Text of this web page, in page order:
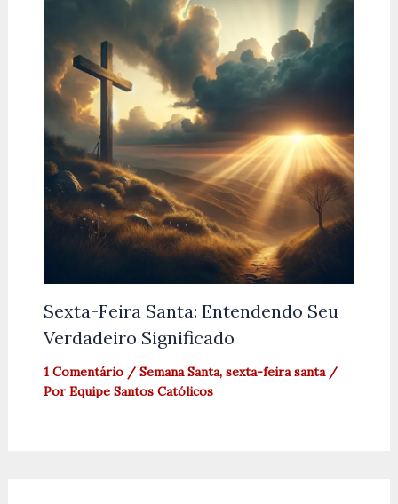
Sexta-Feira Santa: Entendendo Seu
Verdadeiro Significado
1 Comentário / Semana Santa, sexta-feira santa/
Por Equipe Santos Católicos